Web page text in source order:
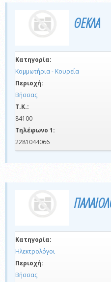
ΘΕΚΛΑ
Κατηγορία:
Κομμωτήρια - Κουρεία
Περιοχή:
Βήσσας
Τ.Κ.:
84100
Τηλέφωνο 1:
2281044066
Κατηγορία:
Ηλεκτρολόγοι
Περιοχή:
Βήσσας